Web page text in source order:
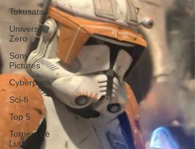
Tokusatsu
Universo
Zero
Sony
Pictures
Cyberpunk
Sci-fi
Top 5
Torneio de
Luta